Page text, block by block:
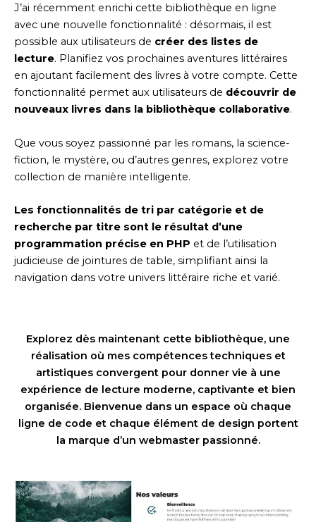
J’ai récemment enrichi cette bibliothèque en ligne
avec une nouvelle fonctionnalité : désormais, il est
possible aux utilisateurs de créer des listes de
lecture. Planifiez vos prochaines aventures littéraires
en ajoutant facilement des livres à votre compte. Cette
fonctionnalité permet aux utilisateurs de découvrir de
nouveaux livres dans la bibliothèque collaborative.
Que vous soyez passionné par les romans, la science-
fiction, le mystère, ou d’autres genres, explorez votre
collection de manière intelligente.
Les fonctionnalités de tri par catégorie et de
recherche par titre sont le résultat d’une
programmation précise en PHP et de l’utilisation
judicieuse de jointures de table, simplifiant ainsi la
navigation dans votre univers littéraire riche et varié.
Explorez dès maintenant cette bibliothèque, une
réalisation où mes compétences techniques et
artistiques convergent pour donner vie à une
expérience de lecture moderne, captivante et bien
organisée. Bienvenue dans un espace où chaque
ligne de code et chaque élément de design portent
la marque d’un webmaster passionné.